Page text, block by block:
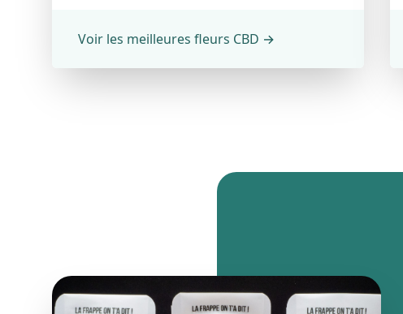
Voir les meilleures fleurs CBD →